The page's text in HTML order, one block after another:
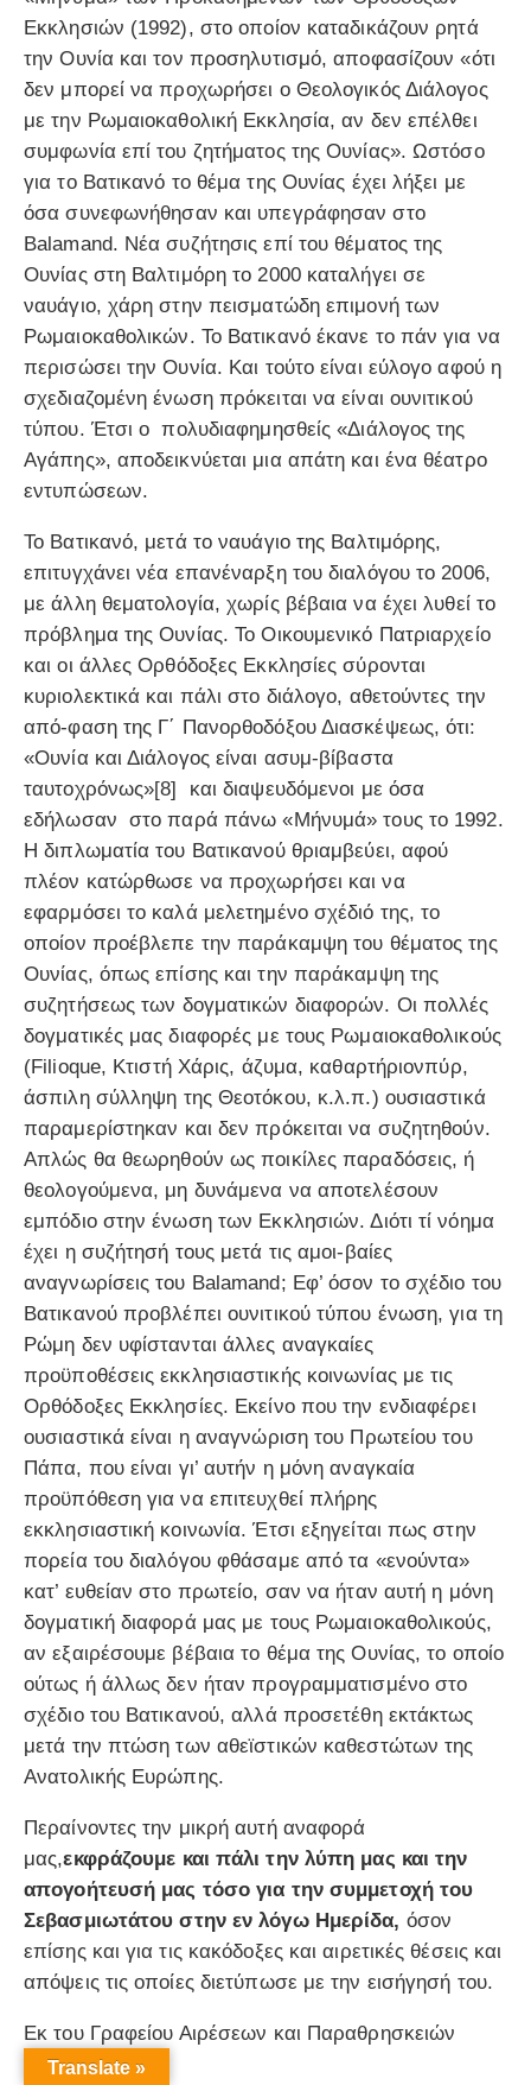
Εκκλησιών (1992), στο οποίον καταδικάζουν ρητά
την Ουνία και τον προσηλυτισμό, αποφασίζουν «ότι
δεν μπορεί να προχωρήσει ο Θεολογικός Διάλογος
με την Ρωμαιοκαθολική Εκκλησία, αν δεν επέλθει
συμφωνία επί του ζητήματος της Ουνίας». Ωστόσο
για το Βατικανό το θέμα της Ουνίας έχει λήξει με
όσα συνεφωνήθησαν και υπεγράφησαν στο
Balamand. Νέα συζήτησις επί του θέματος της
Ουνίας στη Βαλτιμόρη το 2000 καταλήγει σε
ναυάγιο, χάρη στην πεισματώδη επιμονή των
Ρωμαιοκαθολικών. Το Βατικανό έκανε το πάν για να
περισώσει την Ουνία. Και τούτο είναι εύλογο αφού η
σχεδιαζομένη ένωση πρόκειται να είναι ουνιτικού
τύπου. Έτσι ο πολυδιαφημησθείς «Διάλογος της
Αγάπης», αποδεικνύεται μια απάτη και ένα θέατρο
εντυπώσεων.
Το Βατικανό, μετά το ναυάγιο της Βαλτιμόρης,
επιτυγχάνει νέα επανέναρξη του διαλόγου το 2006,
με άλλη θεματολογία, χωρίς βέβαια να έχει λυθεί το
πρόβλημα της Ουνίας. Το Οικουμενικό Πατριαρχείο
και οι άλλες Ορθόδοξες Εκκλησίες σύρονται
κυριολεκτικά και πάλι στο διάλογο, αθετούντες την
από-φαση της Γ΄ Πανορθοδόξου Διασκέψεως, ότι:
«Ουνία και Διάλογος είναι ασυμ-βίβαστα
ταυτοχρόνως»[8] και διαψευδόμενοι με όσα
εδήλωσαν στο παρά πάνω «Μήνυμά» τους το 1992.
Η διπλωματία του Βατικανού θριαμβεύει, αφού
πλέον κατώρθωσε να προχωρήσει και να
εφαρμόσει το καλά μελετημένο σχέδιό της, το
οποίον προέβλεπε την παράκαμψη του θέματος της
Ουνίας, όπως επίσης και την παράκαμψη της
συζητήσεως των δογματικών διαφορών. Οι πολλές
δογματικές μας διαφορές με τους Ρωμαιοκαθολικούς
(Filioque, Κτιστή Χάρις, άζυμα, καθαρτήριονπύρ,
άσπιλη σύλληψη της Θεοτόκου, κ.λ.π.) ουσιαστικά
παραμερίστηκαν και δεν πρόκειται να συζητηθούν.
Απλώς θα θεωρηθούν ως ποικίλες παραδόσεις, ή
θεολογούμενα, μη δυνάμενα να αποτελέσουν
εμπόδιο στην ένωση των Εκκλησιών. Διότι τί νόημα
έχει η συζήτησή τους μετά τις αμοι-βαίες
αναγνωρίσεις του Balamand; Εφ’ όσον το σχέδιο του
Βατικανού προβλέπει ουνιτικού τύπου ένωση, για τη
Ρώμη δεν υφίστανται άλλες αναγκαίες
προϋποθέσεις εκκλησιαστικής κοινωνίας με τις
Ορθόδοξες Εκκλησίες. Εκείνο που την ενδιαφέρει
ουσιαστικά είναι η αναγνώριση του Πρωτείου του
Πάπα, που είναι γι’ αυτήν η μόνη αναγκαία
προϋπόθεση για να επιτευχθεί πλήρης
εκκλησιαστική κοινωνία. Έτσι εξηγείται πως στην
πορεία του διαλόγου φθάσαμε από τα «ενούντα»
κατ’ ευθείαν στο πρωτείο, σαν να ήταν αυτή η μόνη
δογματική διαφορά μας με τους Ρωμαιοκαθολικούς,
αν εξαιρέσουμε βέβαια το θέμα της Ουνίας, το οποίο
ούτως ή άλλως δεν ήταν προγραμματισμένο στο
σχέδιο του Βατικανού, αλλά προσετέθη εκτάκτως
μετά την πτώση των αθεϊστικών καθεστώτων της
Ανατολικής Ευρώπης.
Περαίνοντες την μικρή αυτή αναφορά
μας,εκφράζουμε και πάλι την λύπη μας και την
απογοήτευσή μας τόσο για την συμμετοχή του
Σεβασμιωτάτου στην εν λόγω Ημερίδα, όσον
επίσης και για τις κακόδοξες και αιρετικές θέσεις και
απόψεις τις οποίες διετύπωσε με την εισήγησή του.
Εκ του Γραφείου Αιρέσεων και Παραθρησκειών
Translate »